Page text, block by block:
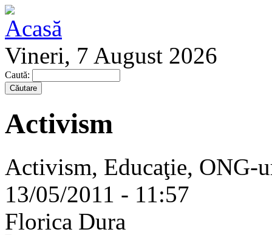
Vineri, 7 August 2026
Caută:
Activism
Activism, Educaţie, ONG-
13/05/2011 - 11:57
Florica Dura